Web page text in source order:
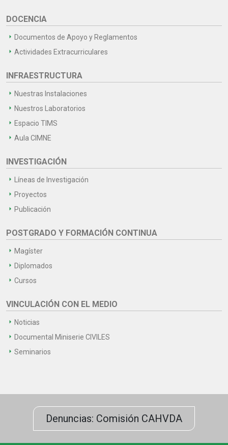
DOCENCIA
Documentos de Apoyo y Reglamentos
Actividades Extracurriculares
INFRAESTRUCTURA
Nuestras Instalaciones
Nuestros Laboratorios
Espacio TIMS
Aula CIMNE
INVESTIGACIÓN
Líneas de Investigación
Proyectos
Publicación
POSTGRADO Y FORMACIÓN CONTINUA
Magíster
Diplomados
Cursos
VINCULACIÓN CON EL MEDIO
Noticias
Documental Miniserie CIVILES
Seminarios
Denuncias: Comisión CAHVDA